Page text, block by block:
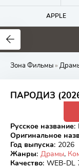
APPLE
5.8
Зона Фильмы»
ПАРОДИЗ
Русское название:
Оригинальное
Год выпуска: 2026
Жанры: Драмы,
Качество: WEB-DL